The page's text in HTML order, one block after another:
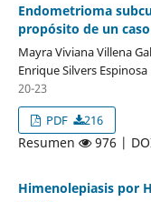
Endometrioma
propósito de un caso
Mayra Viviana Villena
Enrique Silvers Espinosa
20-23
PDF
216
Resumen 976 |
Himenolepiasis por